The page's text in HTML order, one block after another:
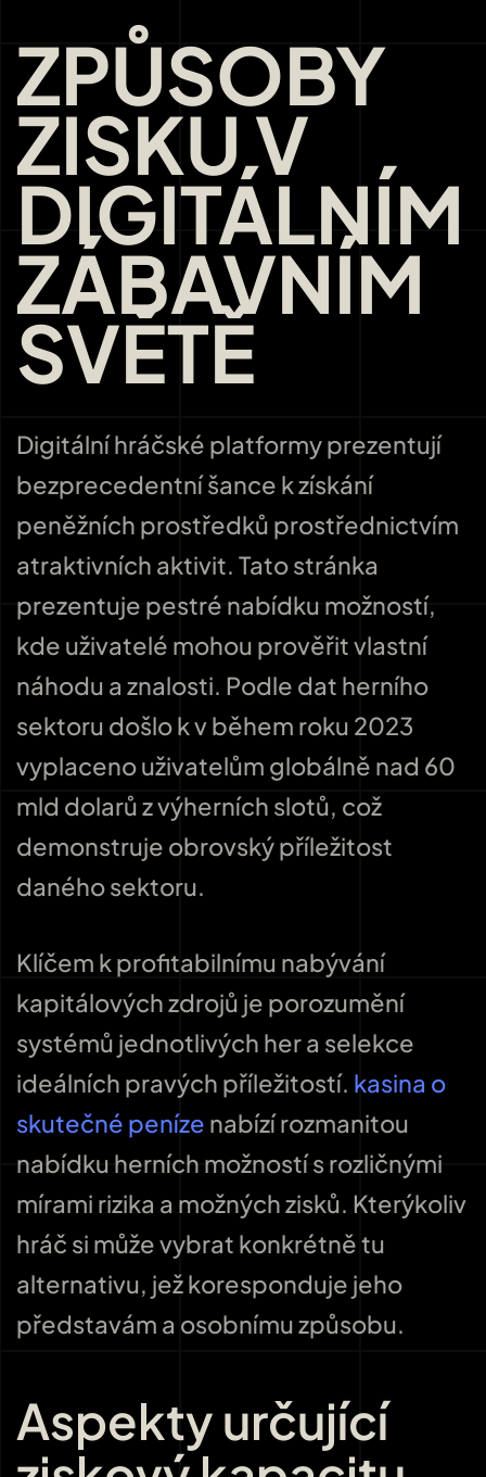
ZPŮSOBY
ZISKU V
DIGITÁLNÍM
ZÁBAVNÍM
SVĚTĚ
Digitální hráčské platformy prezentují
bezprecedentní šance k získání
peněžních prostředků prostřednictvím
atraktivních aktivit. Tato stránka
prezentuje pestré nabídku možností,
kde uživatelé mohou prověřit vlastní
náhodu a znalosti. Podle dat herního
sektoru došlo k v během roku 2023
vyplaceno uživatelům globálně nad 60
mld dolarů z výherních slotů, což
demonstruje obrovský příležitost
daného sektoru.
Klíčem k profitabilnímu nabývání
kapitálových zdrojů je porozumění
systémů jednotlivých her a selekce
ideálních pravých příležitostí. kasina o
skutečné peníze nabízí rozmanitou
nabídku herních možností s rozličnými
mírami rizika a možných zisků. Kterýkoliv
hráč si může vybrat konkrétně tu
alternativu, jež koresponduje jeho
představám a osobnímu způsobu.
Aspekty určující